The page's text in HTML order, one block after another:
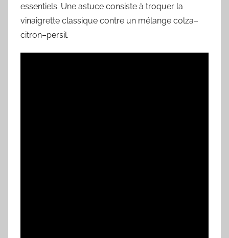
essentiels. Une astuce consiste à troquer la
vinaigrette classique contre un mélange colza–
citron–persil.